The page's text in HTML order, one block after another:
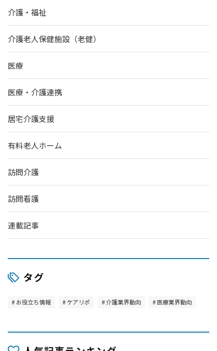
介護・福祉
介護老人保健施設（老健）
医療
医療・介護連携
居宅介護支援
有料老人ホーム
訪問介護
訪問看護
連載記事
タグ
お役立ち情報 ケアリポ 介護業界動向 医療業界動向